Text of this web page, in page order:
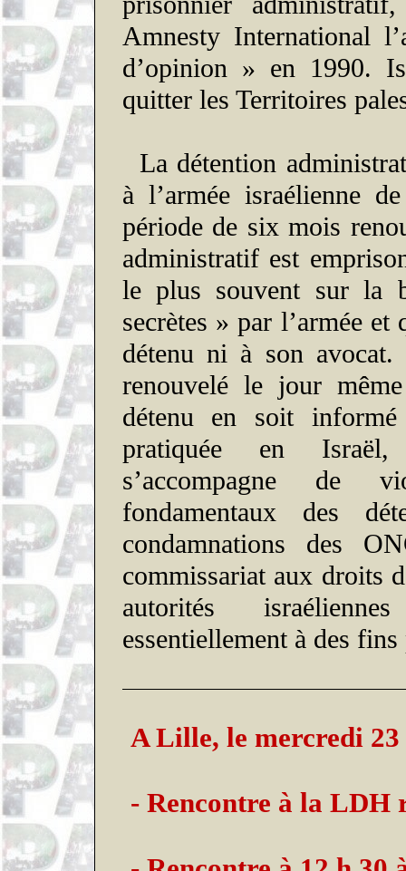
Amnesty International
d’opinion » en 1990.
quitter les Territoires
La détention
à l’armée israélienne
période de six mois
administratif est
le plus souvent sur la
secrètes » par l’armée
détenu ni à son
renouvelé le jour
détenu en soit
pratiquée en
s’accompagne de
fondamentaux des
condamnations des
commissariat aux droits
autorités
essentiellement à des
A Lille, le mercredi
- Rencontre à la LDH